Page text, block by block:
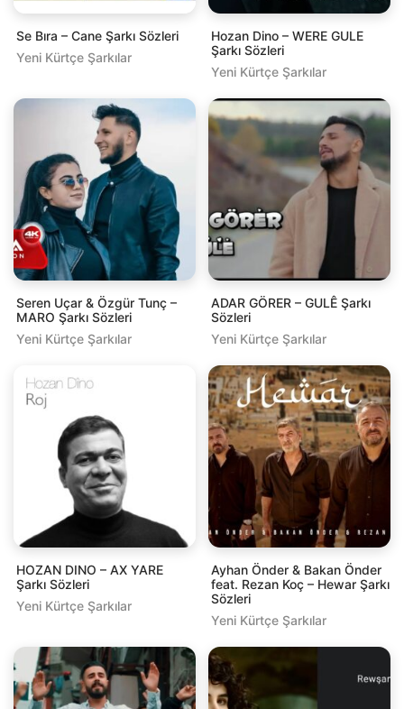
Se Bıra – Cane Şarkı Sözleri
Yeni Kürtçe Şarkılar
Hozan Dino – WERE GULE
Şarkı Sözleri
Yeni Kürtçe Şarkılar
Seren Uçar & Özgür Tunç –
MARO Şarkı Sözleri
Yeni Kürtçe Şarkılar
ADAR GÖRER – GULÊ Şarkı
Sözleri
Yeni Kürtçe Şarkılar
HOZAN DINO – AX YARE
Şarkı Sözleri
Yeni Kürtçe Şarkılar
Ayhan Önder & Bakan Önder
feat. Rezan Koç – Hewar Şarkı
Sözleri
Yeni Kürtçe Şarkılar